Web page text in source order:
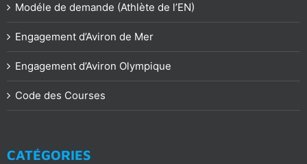
Modéle de demande (Athlète de l’EN)
Engagement d’Aviron de Mer
Engagement d’Aviron Olympique
Code des Courses
CATÉGORIES